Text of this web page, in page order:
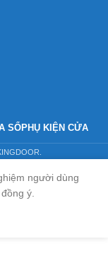
SỔPHỤ KIỆN CỬA
người dùng
ý.